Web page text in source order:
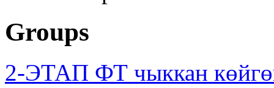
Groups
2-ЭТАП ФТ чыккан